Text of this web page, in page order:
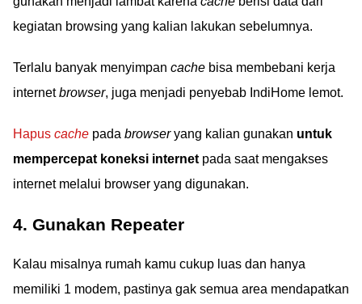
kegiatan browsing yang kalian lakukan sebelumnya.
Terlalu banyak menyimpan cache bisa membebani kerja
internetbrowser, juga menjadi penyebab IndiHome lemot.
Hapus cache pada browseryang kalian gunakan untuk
mempercepat koneksi internet pada saat mengakses
internet melalui browser yang digunakan.
4. Gunakan Repeater
Kalau misalnya rumah kamu cukup luas dan hanya
memiliki 1 modem, pastinya gak semua area mendapatkan